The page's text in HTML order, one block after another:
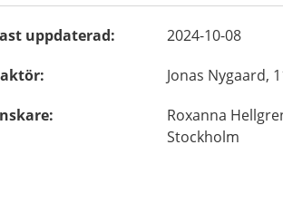
uppdaterad:
2024-10-08
: Jonas Nygaard,
: Roxanna
Stockholm